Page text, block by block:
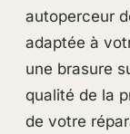
autoperceur
adaptée à
une brasure
qualité de la
de votre